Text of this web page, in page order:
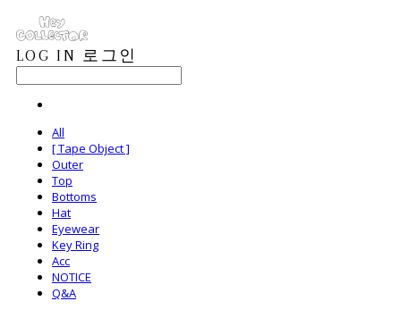
LOG IN 로그인
All
[ Tape Object ]
Outer
Top
Bottoms
Hat
Eyewear
Key Ring
Acc
NOTICE
Q&A